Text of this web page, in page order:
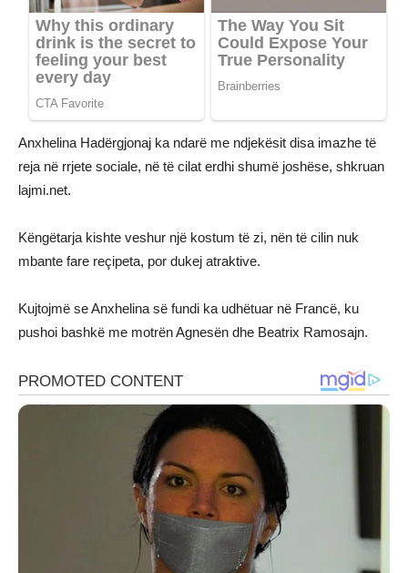
Anxhelina Hadërgjonaj ka ndarë me ndjekësit disa imazhe të
reja në rrjete sociale, në të cilat erdhi shumë joshëse, shkruan
lajmi.net.
Këngëtarja kishte veshur një kostum të zi, nën të cilin nuk
mbante fare reçipeta, por dukej atraktive.
Kujtojmë se Anxhelina së fundi ka udhëtuar në Francë, ku
pushoi bashkë me motrën Agnesën dhe Beatrix Ramosajn.